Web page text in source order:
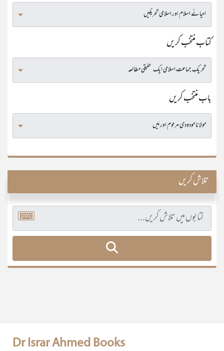
کتاب منتخب کریں
باب منتخب کریں
تلاش کریں
Dr Israr Ahmed Books